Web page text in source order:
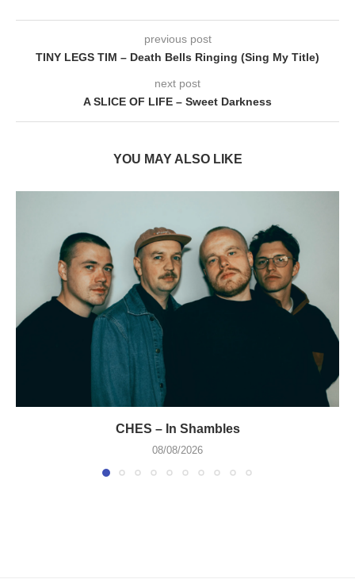
previous post
TINY LEGS TIM – Death Bells Ringing (Sing My Title)
next post
A SLICE OF LIFE – Sweet Darkness
YOU MAY ALSO LIKE
CHES – In Shambles
08/08/2026